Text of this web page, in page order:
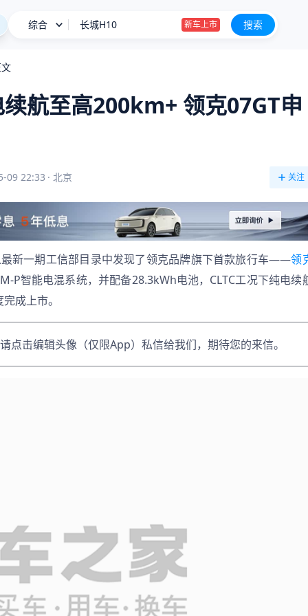
综合 长城H10 新车上市
BBA降价也卖不动
搜索
航至高200km+ 领克07GT申
09 22:33 · 北京 关注
新一期工信部目录中发现了领克品牌旗下首款旅行车——领
P智能电混系统，并配备28.3kWh电池，CLTC工况下纯电续
成上市。
点击编辑头像（仅限App）私信给我们，期待您的来信。